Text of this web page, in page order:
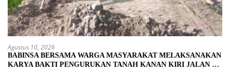
Agustus 10, 2026
BABINSA BERSAMA WARGA MASYARAKAT MELAKSANAKAN
KARYA BAKTI PENGURUKAN TANAH KANAN KIRI JALAN DI